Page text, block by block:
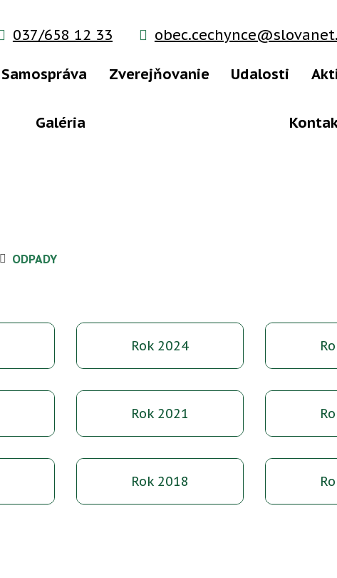
037/658 12 33
Samospráva Zverejňovanie Udalosti
Galéria
ODPADY
Rok 2024
Rok 2021
Rok 2018